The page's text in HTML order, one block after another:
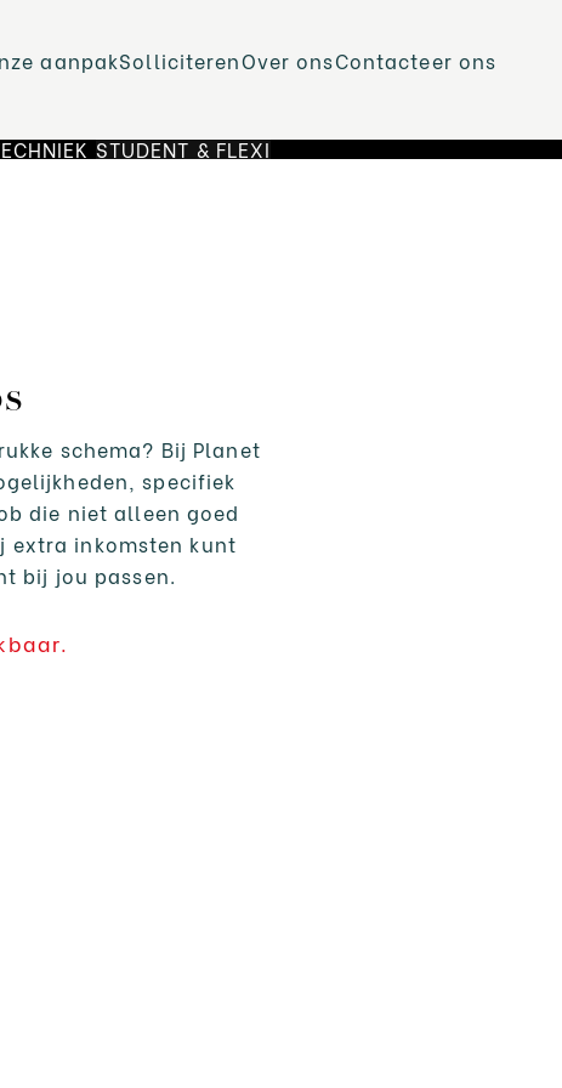
STUDENT & FLEXI
aanpakSolliciterenOver onsContacteer ons
schema? Bij Planet
specifiek
die niet alleen goed
extra inkomsten kunt
bij jou passen.